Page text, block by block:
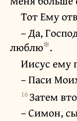
Тот Ему
– Да,
люблю✻.
Иисус ему
– Паси
16Затем
– Симон,